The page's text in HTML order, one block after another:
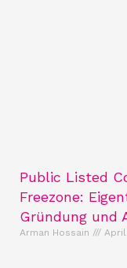
Public Listed
Freezone:
Gründung und
Arman Hossain April